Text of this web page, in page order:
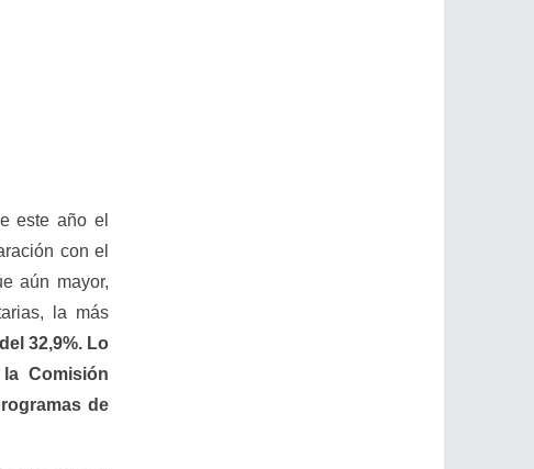
este año el
con el
aún mayor,
la más
32,9%. Lo
Comisión
de